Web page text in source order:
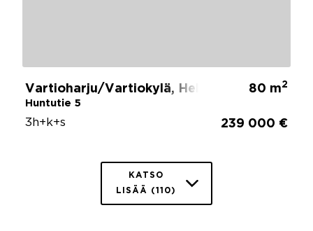
Vartioharju/Vartiokylä, Helsinki
Huntutie 5
80 m2
3h+k+s 239 000 €
KATSO
LISÄÄ (110)